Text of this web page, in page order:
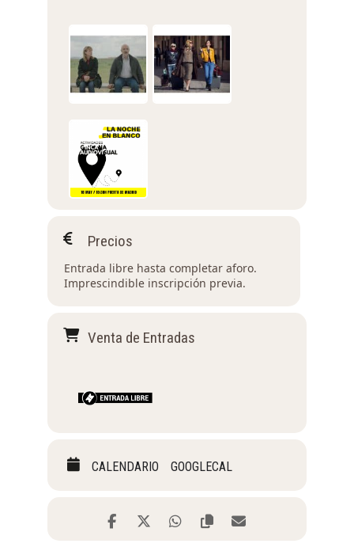
Precios
Entrada libre hasta completar aforo.
Imprescindible inscripción previa.
Venta de Entradas
CALENDARIO GOOGLECAL